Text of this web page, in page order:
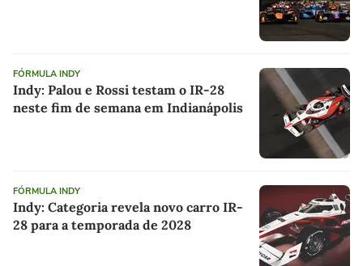
FÓRMULA INDY
Indy: Palou e Rossi testam o IR-28
neste fim de semana em Indianápolis
FÓRMULA INDY
Indy: Categoria revela novo carro IR-
28 para a temporada de 2028